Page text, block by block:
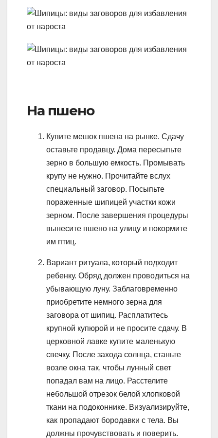
На пшено
Купите мешок пшена на рынке. Сдачу
оставьте продавцу. Дома пересыпьте
зерно в большую емкость. Промывать
крупу не нужно. Прочитайте вслух
специальный заговор. Посыпьте
пораженные шипицей участки кожи
зерном. После завершения процедуры
вынесите пшено на улицу и покормите
им птиц.
Вариант ритуала, который подходит
ребенку. Обряд должен проводиться на
убывающую луну. Заблаговременно
приобретите немного зерна для
заговора от шипиц. Расплатитесь
крупной купюрой и не просите сдачу. В
церковной лавке купите маленькую
свечку. После захода солнца, станьте
возле окна так, чтобы лунный свет
попадал вам на лицо. Расстелите
небольшой отрезок белой хлопковой
ткани на подоконнике. Визуализируйте,
как пропадают бородавки с тела. Вы
должны прочувствовать и поверить.